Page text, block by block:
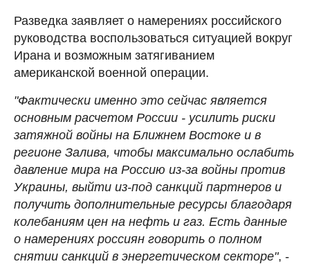
Разведка заявляет о намерениях российского
руководства воспользоваться ситуацией вокруг
Ирана и возможным затягиванием
американской военной операции.
"Фактически именно это сейчас является
основным расчетом России - усилить риски
затяжной войны на Ближнем Востоке и в
регионе Залива, чтобы максимально ослабить
давление мира на Россию из-за войны против
Украины, выйти из-под санкций партнеров и
получить дополнительные ресурсы благодаря
колебаниям цен на нефть и газ. Есть данные
о намерениях россиян говорить о полном
снятии санкций в энергетическом секторе", -